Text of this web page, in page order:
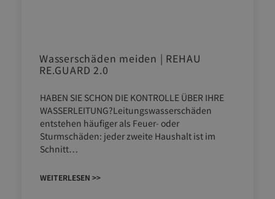
Wasserschäden meiden | REHAU
RE.GUARD 2.0
HABEN SIE SCHON DIE KONTROLLE ÜBER IHRE
WASSERLEITUNG?Leitungswasserschäden
entstehen häufiger als Feuer- oder
Sturmschäden: jeder zweite Haushalt ist im
Schnitt…
WEITERLESEN >>